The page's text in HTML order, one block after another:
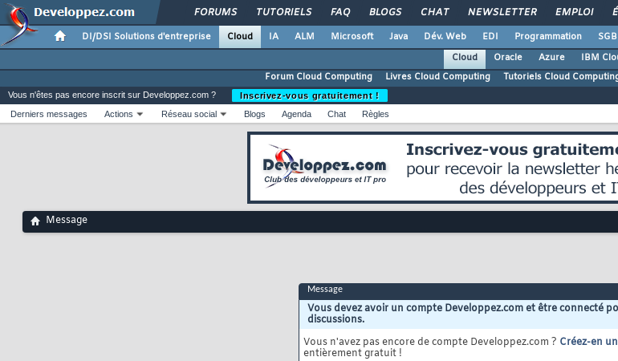
FORUMS TUTORIELS FAQ BLOGS CHAT NEWSLETTER EMPLOI
DI/DSI Solutions d'entreprise Cloud IA ALM Microsoft Java Dév. Web EDI Programmation
Cloud
Oracle Azure
IBM
Forum Cloud Computing
Livres Cloud Computing Tutoriels Cloud
Vous n'êtes pas encore inscrit sur Developpez.com ?
Inscrivez-vous gratuitement !
Derniers messages
Actions Réseau social Blogs Agenda Chat Règles
Message
Message
Vous devez avoir un compte Developpez.com et être connecté
discussions.
Vous n'avez pas encore de compte Developpez.com ? Créez-en
entièrement gratuit !